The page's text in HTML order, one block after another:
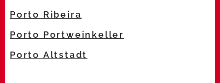
Porto Ribeira
Porto Portweinkeller
Porto Altstadt